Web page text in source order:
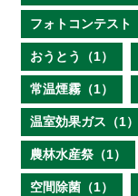
フォトコンテスト
おうとう（1）
常温煙霧（1）
温室効果ガス（1）
農林水産祭（1）
空間除菌（1）